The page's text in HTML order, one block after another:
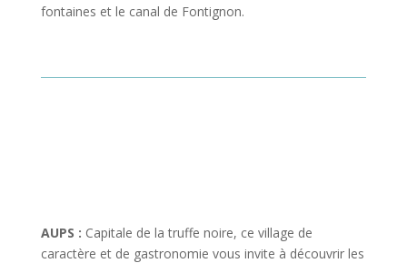
fontaines et le canal de Fontignon.
AUPS : Capitale de la truffe noire, ce village de
caractère et de gastronomie vous invite à découvrir les